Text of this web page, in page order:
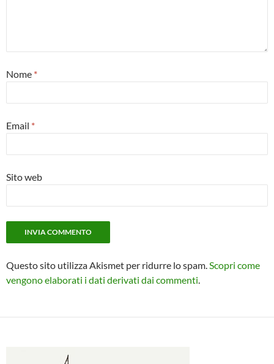
Nome *
Email *
Sito web
Questo sito utilizza Akismet per ridurre lo spam. Scopri come
vengono elaborati i dati derivati dai commenti